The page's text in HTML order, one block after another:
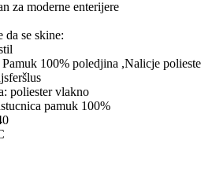
za moderne enterijere
da se skine:
Pamuk 100% poledjina ,Nalicje
poliester vlakno
pamuk 100%